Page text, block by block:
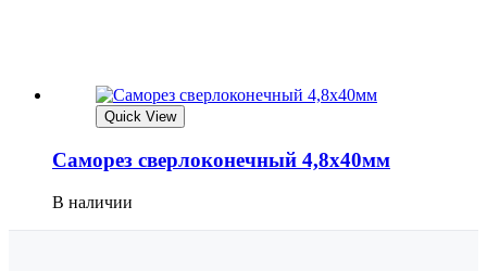
Quick View
Саморез сверлоконечный 4,8х40мм
В наличии